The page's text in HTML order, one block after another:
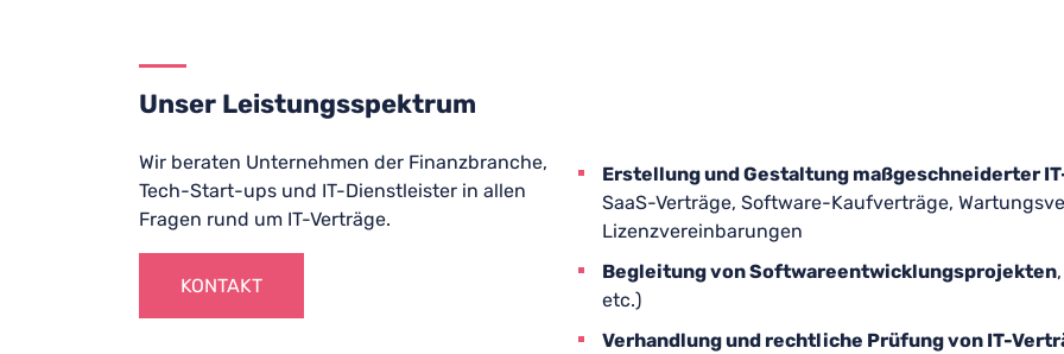
Unser Leistungsspektrum
Wir beraten Unternehmen der Finanzbranche,
Tech-Start-ups und IT-Dienstleister in allen
Fragen rund um IT-Verträge.
KONTAKT
Erstellung und Gestaltung maßgeschneiderter
SaaS-Verträge, Software-Kaufverträge,
Lizenzvereinbarungen
Begleitung von Softwareentwicklungsprojekten
etc.)
Verhandlung und rechtliche Prüfung von IT-